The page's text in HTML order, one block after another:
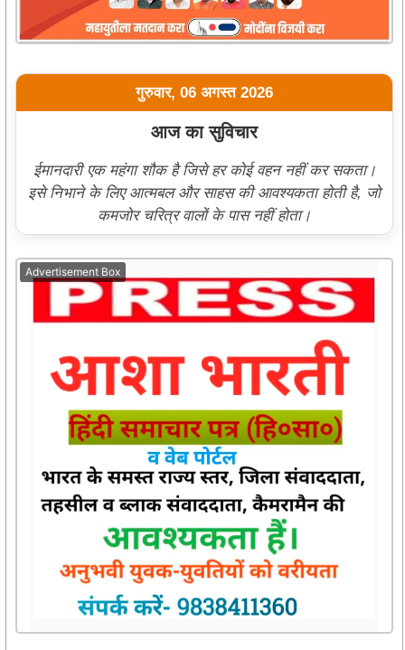
गुरुवार, 06 अगस्त 2026
आज का सुविचार
ईमानदारी एक महंगा शौक है जिसे हर कोई वहन नहीं कर सकता।
इसे निभाने के लिए आत्मबल और साहस की आवश्यकता होती है, जो
कमजोर चरित्र वालों के पास नहीं होता।
Advertisement Box